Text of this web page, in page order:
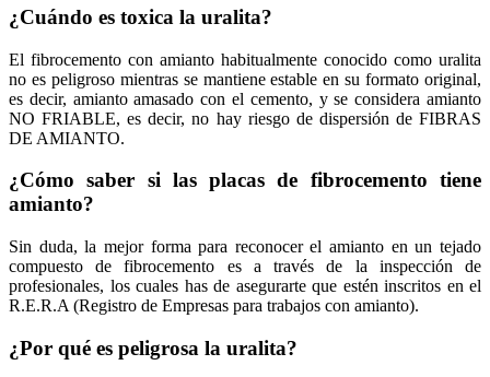
¿Cuándo es toxica la uralita?
El fibrocemento con amianto habitualmente conocido como uralita
no es peligroso mientras se mantiene estable en su formato original,
es decir, amianto amasado con el cemento, y se considera amianto
NO FRIABLE, es decir, no hay riesgo de dispersión de FIBRAS
DE AMIANTO.
¿Cómo saber si las placas de fibrocemento tiene
amianto?
Sin duda, la mejor forma para reconocer el amianto en un tejado
compuesto de fibrocemento es a través de la inspección de
profesionales, los cuales has de asegurarte que estén inscritos en el
R.E.R.A (Registro de Empresas para trabajos con amianto).
¿Por qué es peligrosa la uralita?